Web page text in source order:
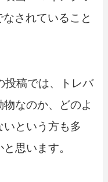
されていること
投稿では、トレバ
なのか、どのよ
いという方も多
思います。